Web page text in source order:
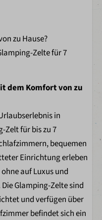
zu Hause?
Zelte für 7
dem Komfort von zu
in
Zelt für bis zu 7
bequemen
Einrichtung erleben
auf Luxus und
Glamping-Zelte sind
und verfügen über
befindet sich ein